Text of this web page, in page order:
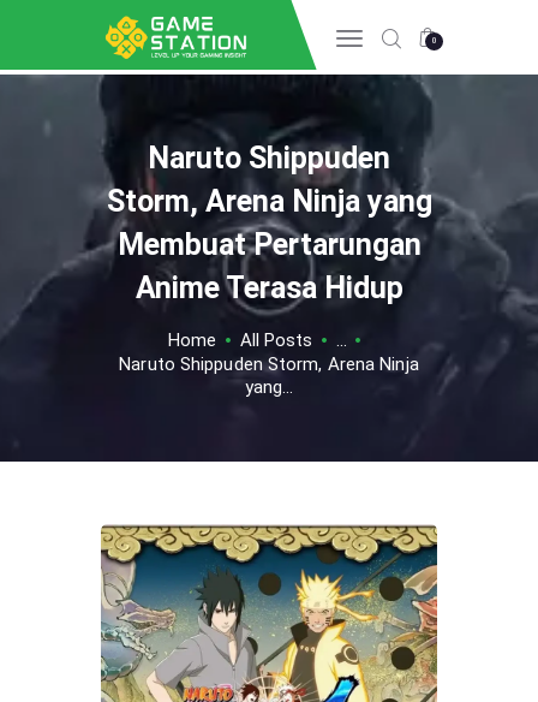
0
Naruto Shippuden
Storm, Arena Ninja yang
Membuat Pertarungan
Anime Terasa Hidup
Home All Posts
...
Naruto Shippuden Storm, Arena Ninja
yang...
HOME
INFO GAME
ESPORTS
TIPS & TRICK
REVIEW GAME